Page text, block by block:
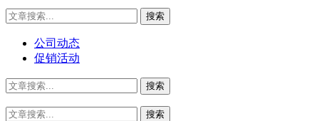
公司动态
促销活动